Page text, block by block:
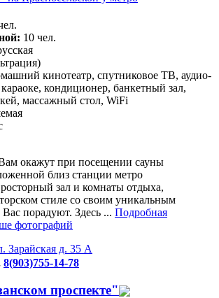
10 чел.
кинотеатр, спутниковое ТВ, аудио-
кондиционер, банкетный зал,
массажный стол, WiFi
окажут при посещении сауны
близ станции метро
зал и комнаты отдыха,
стиле со своим уникальным
порадуют. Здесь ... Подробная
фотографий
Зарайская д. 35 А
8(903)755-14-78
проспекте"